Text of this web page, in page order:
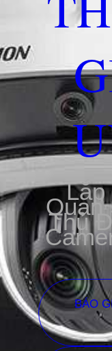
Lắp
Quan
Thủ
BÁO